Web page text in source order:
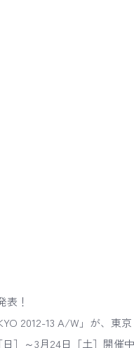
表！
2012-13 A/W」が、東
］～3月24日［土］開催中